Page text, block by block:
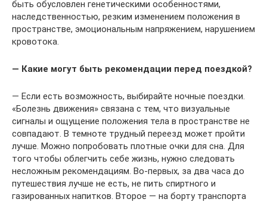
быть обусловлен генетическими особенностями,
наследственностью, резким изменением положения в
пространстве, эмоциональным напряжением, нарушением
кровотока.
— Какие могут быть рекомендации перед поездкой?
— Если есть возможность, выбирайте ночные поездки.
«Болезнь движения» связана с тем, что визуальные
сигналы и ощущение положения тела в пространстве не
совпадают. В темноте трудный переезд может пройти
лучше. Можно попробовать плотные очки для сна. Для
того чтобы облегчить себе жизнь, нужно следовать
несложным рекомендациям. Во-первых, за два часа до
путешествия лучше не есть, не пить спиртного и
газированных напитков. Второе — на борту транспорта